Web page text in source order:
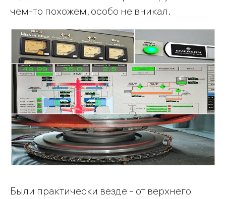
чем-то похожем, особо не вникал.
Были практически везде - от верхнего